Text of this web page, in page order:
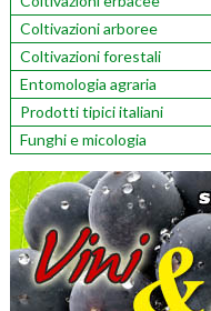
Coltivazioni arboree
Coltivazioni forestali
Entomologia agraria
Prodotti tipici italiani
Funghi e micologia